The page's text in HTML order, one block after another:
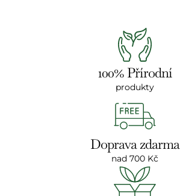
100% Přírodní
produkty
Doprava zdarma
nad 700 Kč